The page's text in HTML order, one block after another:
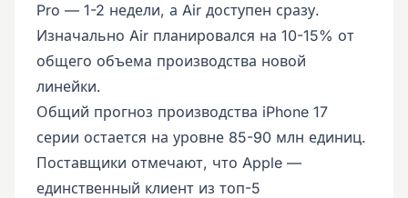
Pro — 1-2 недели, а Air доступен сразу.
Изначально Air планировался на 10-15% от
общего объема производства новой
линейки.
Общий прогноз производства iPhone 17
серии остается на уровне 85-90 млн единиц.
Поставщики отмечают, что Apple —
единственный клиент из топ-5